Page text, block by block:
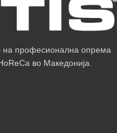
на професионална опрема
во Македонија.